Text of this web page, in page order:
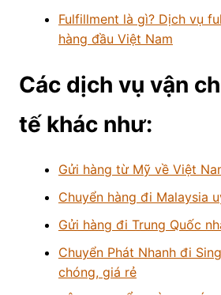
Fulfillment là gì? Dịch vụ
hàng đầu Việt Nam
Các dịch vụ vận
tế khác như:
Gửi hàng từ Mỹ về Việt
Chuyển hàng đi Malaysia
Gửi hàng đi Trung Quốc
Chuyển Phát Nhanh đi
chóng, giá rẻ